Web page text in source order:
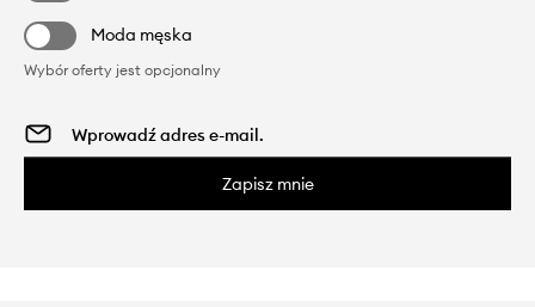
Moda męska
Wybór oferty jest opcjonalny
Zapisz mnie